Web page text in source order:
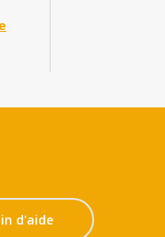
d'aide